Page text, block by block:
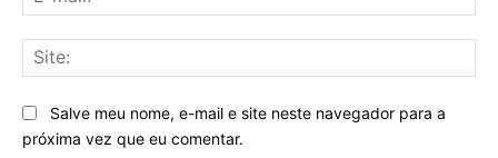
Salve meu nome, e-mail e site neste navegador para a
próxima vez que eu comentar.